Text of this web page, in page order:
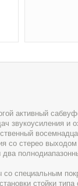
активный
звукоусиления и
со стерео
специальным
стойки